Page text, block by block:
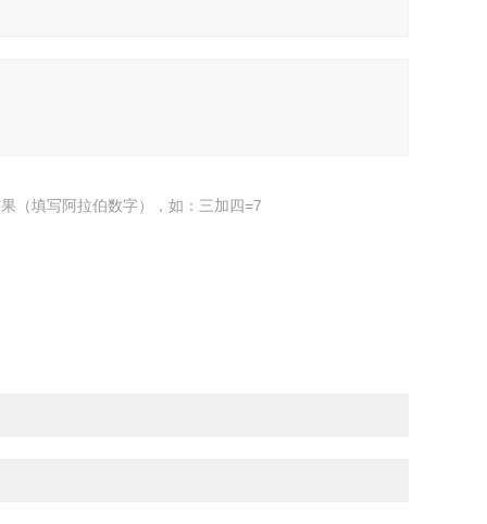
（填写阿拉伯数字），如：三加四=7